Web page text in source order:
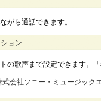
がら通話できます。
ョン
の歌声まで設定できます。
式会社ソニー・ミュージック